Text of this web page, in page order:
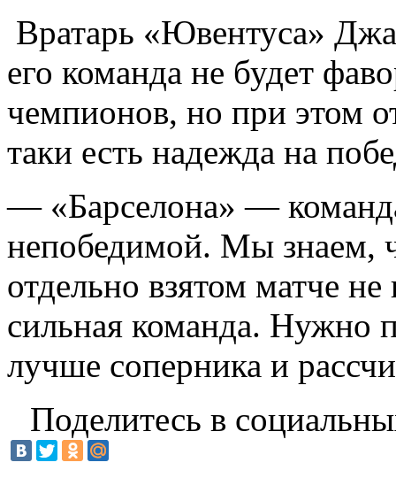
Вратарь «Ювентуса»
его команда не будет
чемпионов, но при этом
таки есть надежда на
— «Барселона» —
непобедимой. Мы знаем,
отдельно взятом матче не
сильная команда. Нужно
лучше соперника и
Поделитесь в